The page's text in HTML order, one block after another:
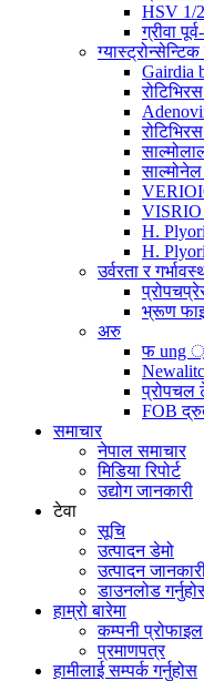
HSV 1/2
ग्रीवा
Gairdia
VISRIO
H. Plyori
H. Plyori
उर्वरता र
भ्रूण
अरु
फ ung
प्रोपचल
FOB
समाचार
नेपाल समाचार
मिडिया रिपोर्ट
उद्योग जानकारी
टेवा
सूचि
उत्पादन डेमो
उत्पादन
डाउनलोड
हाम्रो बारेमा
कम्पनी प्रोफाइल
प्रमाणपत्र
हामीलाई सम्पर्क गर्नुहोस